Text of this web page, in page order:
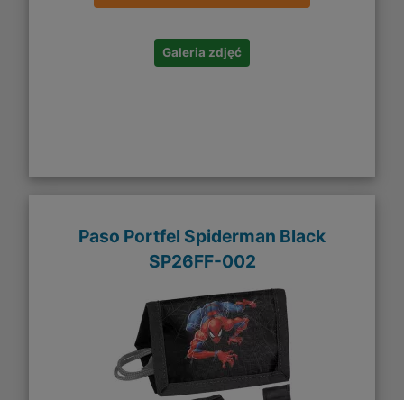
Galeria zdjęć
Paso Portfel Spiderman Black
SP26FF-002